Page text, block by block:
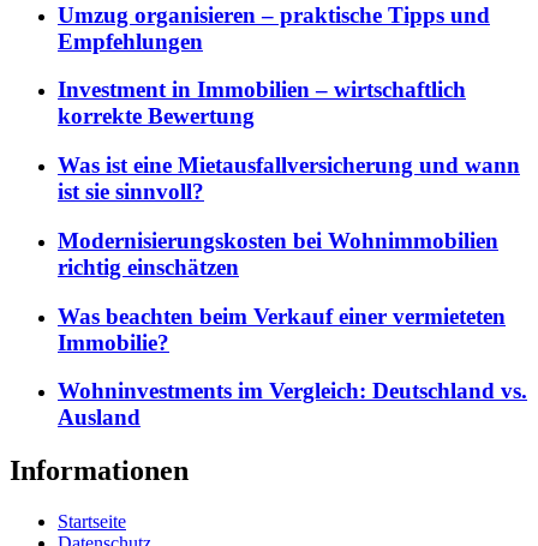
Umzug organisieren – praktische Tipps und
Empfehlungen
Investment in Immobilien – wirtschaftlich
korrekte Bewertung
Was ist eine Mietausfallversicherung und wann
ist sie sinnvoll?
Modernisierungskosten bei Wohnimmobilien
richtig einschätzen
Was beachten beim Verkauf einer vermieteten
Immobilie?
Wohninvestments im Vergleich: Deutschland vs.
Ausland
Informationen
Startseite